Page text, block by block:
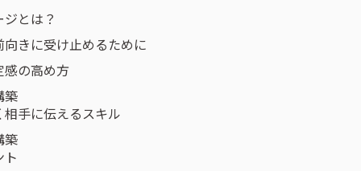
とは？
きに受け止めるために
の高め方
築
手に伝えるスキル
築